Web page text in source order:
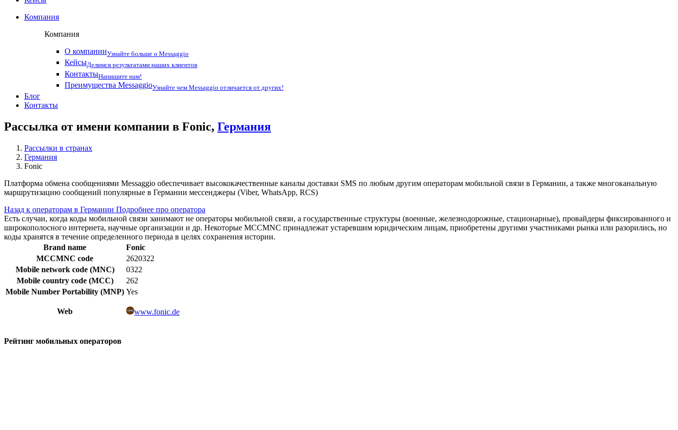
Компания
Компания
О компанииУзнайте больше о Messaggio
КейсыДелимся результатами наших клиентов
КонтактыНапишите нам!
Преимущества MessaggioУзнайте чем Messaggio отличается от других!
Блог
Контакты
Рассылка от имени компании в Fonic, Германия
Рассылки в странах
Германия
Fonic
Платформа обмена сообщениями Messaggio обеспечивает высококачественные каналы доставки SMS по любым другим операторам мобильной связи в Германии, а также многоканальную
маршрутизацию сообщений популярные в Германии мессенджеры (Viber, WhatsApp, RCS)
Назад к операторам в Германии Подробнее про оператора
Есть случаи, когда коды мобильной связи занимают не операторы мобильной связи, а государственные структуры (военные, железнодорожные, стационарные), провайдеры фиксированного и
широкополосного интернета, научные организации и др. Некоторые MCCMNC принадлежат устаревшим юридическим лицам, приобретены другими участниками рынка или разорились, но
коды хранятся в течение определенного периода в целях сохранения истории.
Brand name
Fonic
MCCMNC code
2620322
Mobile network code (MNC)
0322
Mobile country code (MCC)
262
Mobile Number Portability (MNP) Yes
Web www.fonic.de
Рейтинг мобильных операторов